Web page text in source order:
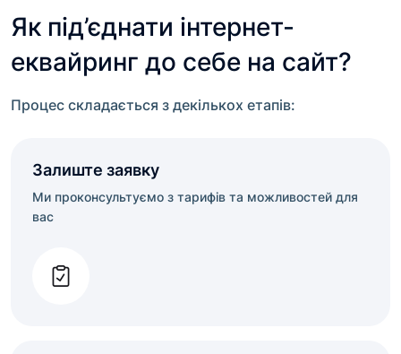
Як під’єднати інтернет-
еквайринг до себе на сайт?
Процес складається з декількох етапів:
Залиште заявку
Ми проконсультуємо з тарифів та можливостей для
вас